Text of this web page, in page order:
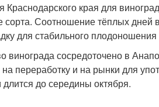
Краснодарского края для
Соотношение тёплых дней в
для стабильного плодоношения
винограда сосредоточено в
переработку и на рынки для
до середины октября.